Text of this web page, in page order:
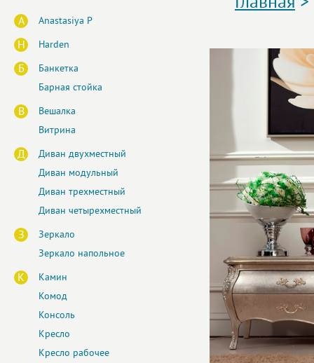
A Anastasiya P
H Harden
Б
Банкетка
Барная стойка
В
Вешалка
Витрина
Д
Диван двухместный
Диван модульный
Диван трехместный
Диван четырехместный
З
Зеркало
Зеркало напольное
К
Камин
Комод
Консоль
Кресло
Кресло рабочее